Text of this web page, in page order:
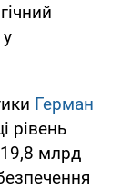
Герман
рівень
19,8 млрд